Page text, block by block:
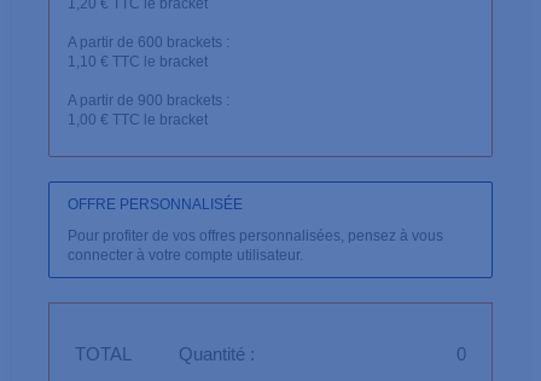
1,20 € TTC le bracket
A partir de 600 brackets :
1,10 € TTC le bracket
A partir de 900 brackets :
1,00 € TTC le bracket
OFFRE PERSONNALISÉE
Pour profiter de vos offres personnalisées, pensez à vous
connecter à votre compte utilisateur.
TOTAL Quantité :
0